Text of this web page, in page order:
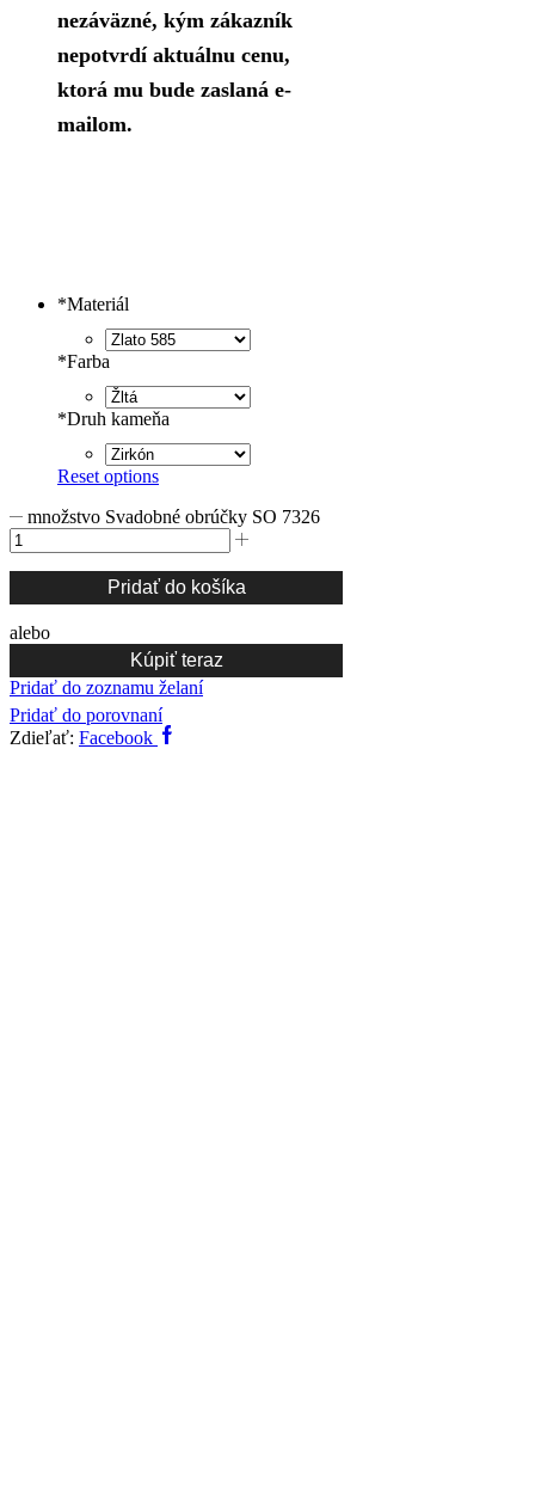
nezáväzné, kým zákazník
nepotvrdí aktuálnu cenu,
ktorá mu bude zaslaná e-
mailom.
*Materiál
*Farba
*Druh kameňa
Reset options
množstvo Svadobné obrúčky SO 7326
Pridať do košíka
alebo
Kúpiť teraz
Pridať do zoznamu želaní
Pridať do porovnaní
Zdieľať: Facebook